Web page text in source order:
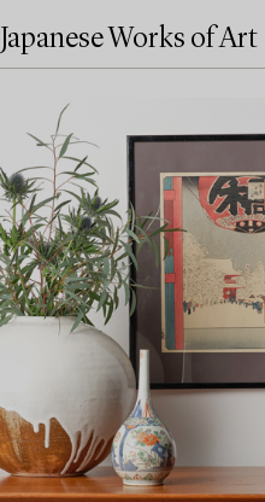
Japanese Works of Art